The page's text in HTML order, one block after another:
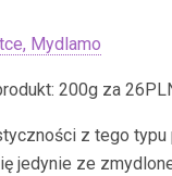
Mydlamo
200g za
z tego typu
jedynie ze